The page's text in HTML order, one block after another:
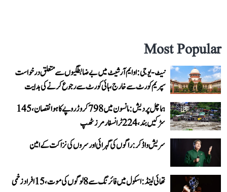
Most Popular
نیٹ-یو جی: او ایم آر شیٹ میں بے ضابطگیوں سے متعلق درخواست
سپریم کورٹ سے خارج، ہائی کورٹ سے رجوع کرنے کی ہدایت
ہماچل پردیش: مانسون میں 798 کروڑ روپے کا ہوا نقصان، 145
سڑکیں بند، 224 ٹرانسفارمرز ٹھپ
سریش واڈکر: راگوں کی گہرائی اور سروں کی نزاکت کے امین
تھائی لینڈ: اسکول میں فائرنگ سے 8 لوگوں کی موت، 15 افراد زخمی